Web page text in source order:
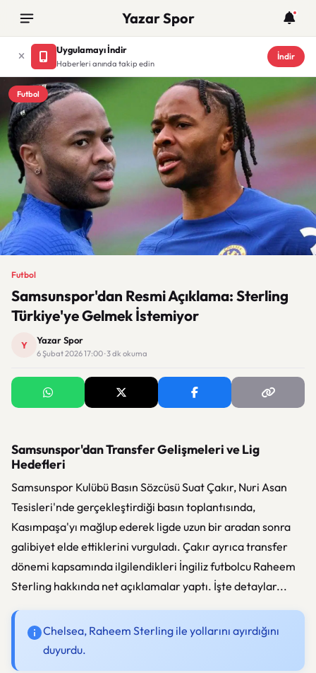
Yazar Spor
Uygulamayı İndir
Haberleri anında takip edin
İndir
Futbol
Futbol
Samsunspor'dan Resmi Açıklama: Sterling
Türkiye'ye Gelmek İstemiyor
Y Yazar Spor
6 Şubat 2026 17:00 · 3 dk okuma
Samsunspor'dan Transfer Gelişmeleri ve Lig
Hedefleri
Samsunspor Kulübü Basın Sözcüsü Suat Çakır, Nuri Asan
Tesisleri'nde gerçekleştirdiği basın toplantısında,
Kasımpaşa'yı mağlup ederek ligde uzun bir aradan sonra
galibiyet elde ettiklerini vurguladı. Çakır ayrıca transfer
dönemi kapsamında ilgilendikleri İngiliz futbolcu Raheem
Sterling hakkında net açıklamalar yaptı. İşte detaylar...
Chelsea, Raheem Sterling ile yollarını ayırdığını
duyurdu.